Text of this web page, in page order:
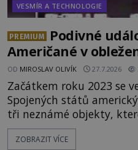
VESMÍR A TECHNOLOGIE
PREMIUM
Podivné
Američané v
OD MIROSLAV OLIVÍK 27.7.2026
Začátkem roku 2023 se
Spojených států
tři neznámé objekty,
Do dnešních dnů nebyly
těles objeveny. Je
ZOBRAZIT VÍCE